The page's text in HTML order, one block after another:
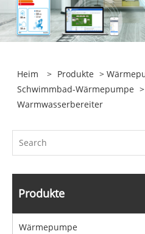
Heim > Produkte >
Schwimmbad-Wärmepumpe
Warmwasserbereiter
Produkte
Wärmepumpe